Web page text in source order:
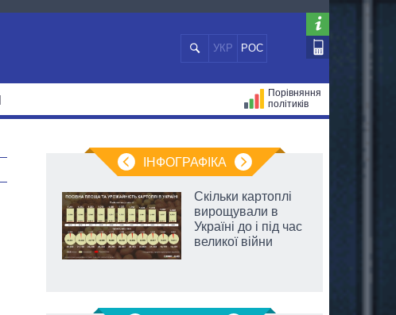
УКР РОС
Порівняння
політиків
ІНФОГРАФІКА
Скільки картоплі
вирощували в
Україні до і під час
великої війни